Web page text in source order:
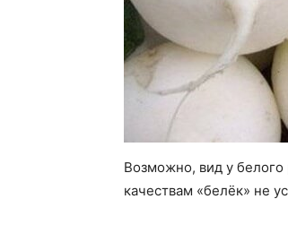
Возможно, вид у белого
качествам «белёк» не